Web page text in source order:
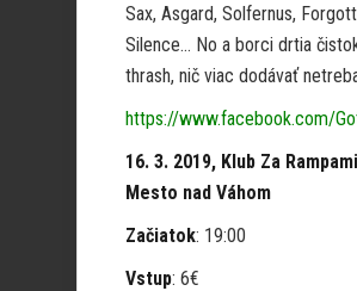
Sax, Asgard, Solfernus,
Silence… No a borci drtia
thrash, nič viac dodávať
https://www.facebook.com/
16. 3. 2019, Klub Za
Mesto nad Váhom
Začiatok: 19:00
Vstup: 6€